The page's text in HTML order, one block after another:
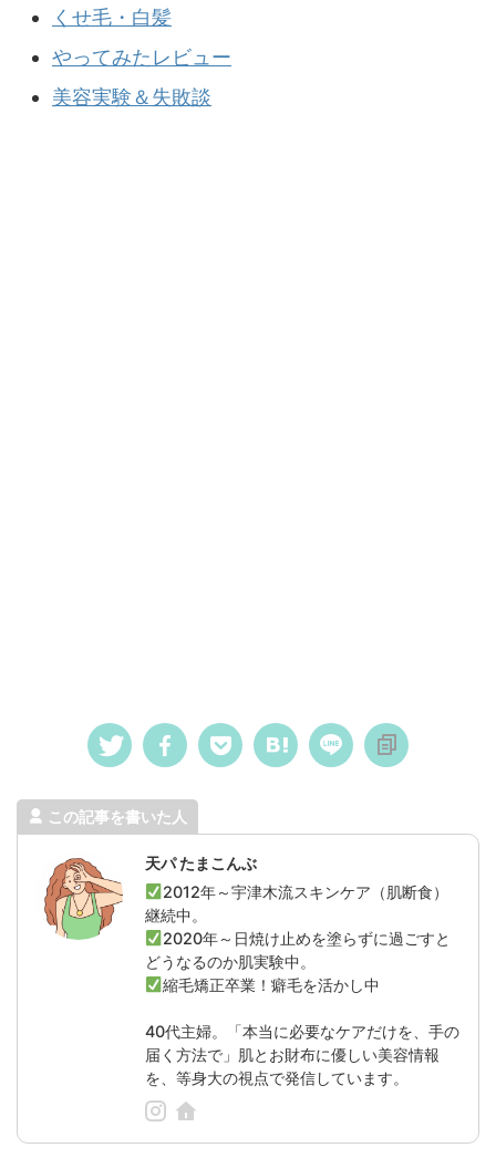
くせ毛・白髪
やってみたレビュー
美容実験＆失敗談
この記事を書いた人
天パ たまこんぶ
2012年～宇津木流スキンケア（肌断食）
継続中。
2020年～日焼け止めを塗らずに過ごすと
どうなるのか肌実験中。
縮毛矯正卒業！癖毛を活かし中
40代主婦。「本当に必要なケアだけを、手の
届く方法で」肌とお財布に優しい美容情報
を、等身大の視点で発信しています。